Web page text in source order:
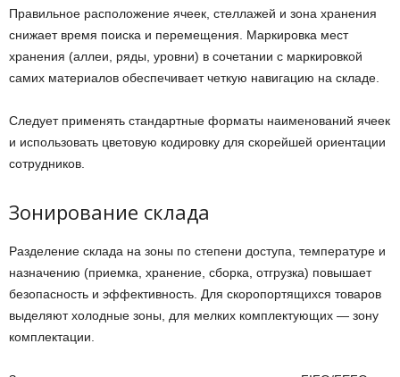
Правильное расположение ячеек, стеллажей и зона хранения
снижает время поиска и перемещения. Маркировка мест
хранения (аллеи, ряды, уровни) в сочетании с маркировкой
самих материалов обеспечивает четкую навигацию на складе.
Следует применять стандартные форматы наименований ячеек
и использовать цветовую кодировку для скорейшей ориентации
сотрудников.
Зонирование склада
Разделение склада на зоны по степени доступа, температуре и
назначению (приемка, хранение, сборка, отгрузка) повышает
безопасность и эффективность. Для скоропортящихся товаров
выделяют холодные зоны, для мелких комплектующих — зону
комплектации.